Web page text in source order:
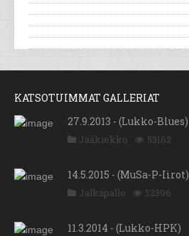
KATSOTUIMMAT GALLERIAT
27.9.2013 - (Lukko-Blues)
Jääkiekko 53162
14.5.2015 - (MuSa-P-Iirot)
Jalkapallo 52396
11.3.2014 - (Lukko-HPK)